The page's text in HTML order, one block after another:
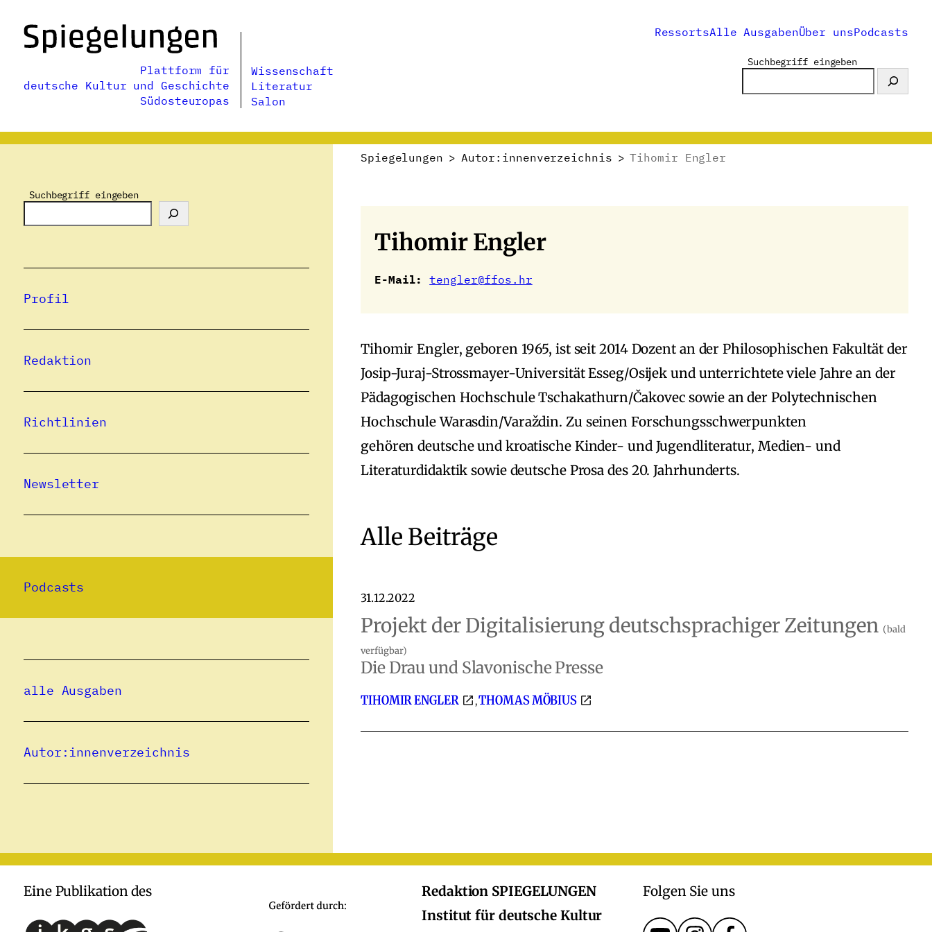
Inhalt
springen
Plattform für
deutsche Kultur und Geschichte
Südosteuropas
Wissenschaft
Literatur
Salon
RessortsAlle AusgabenÜber unsPodcasts
Suchbegriff eingeben
Suchbegriff eingeben
Profil
Redaktion
Richtlinien
Newsletter
Podcasts
alle Ausgaben
Autor:innenverzeichnis
Spiegelungen > Autor:innenverzeichnis > Tihomir Engler
Tihomir Engler
E-Mail: tengler@ffos.hr
Tihomir Engler, geboren 1965, ist seit 2014 Dozent an der Philosophischen Fakultät der
Josip-Juraj-Strossmayer-Universität Esseg/Osijek und unterrichtete viele Jahre an der
Pädagogischen Hochschule Tschakathurn/Čakovec sowie an der Polytechnischen
Hochschule Warasdin/Varaždin. Zu seinen Forschungsschwerpunkten
gehören deutsche und kroatische Kinder- und Jugendliteratur, Medien- und
Literaturdidaktik sowie deutsche Prosa des 20. Jahrhunderts.
Alle Beiträge
31.12.2022
Projekt der Digitalisierung deutschsprachiger Zeitungen (bald
verfügbar)
Die Drau und Slavonische Presse
TIHOMIR ENGLER ,THOMAS MÖBIUS
Eine Publikation des
Redaktion SPIEGELUNGEN
Institut für deutsche Kultur
Folgen Sie uns